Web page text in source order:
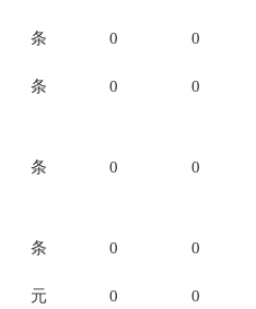
条 0 0
条 0 0
条 0 0
条 0 0
元 0 0